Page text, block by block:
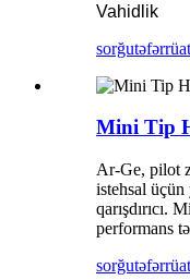
Vahidlik
sorğutəfərrüat
Mini Tip
Ar-Ge, pilot
istehsal
qarışdırıcı.
performans
sorğutəfərrüat